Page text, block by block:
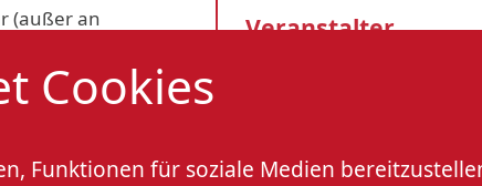
Cookies
Funktionen für soziale Medien
(außer an
winzer.de
Veranstalter
Veranstaltungsort